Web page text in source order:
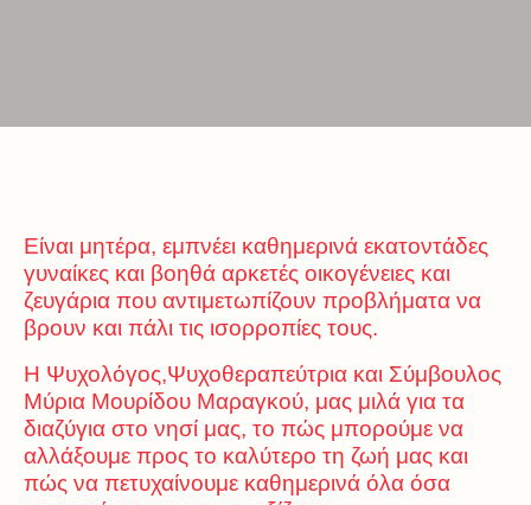
Είναι μητέρα, εμπνέει καθημερινά εκατοντάδες
γυναίκες και βοηθά αρκετές οικογένειες και
ζευγάρια που αντιμετωπίζουν προβλήματα να
βρουν και πάλι τις ισορροπίες τους.
Η Ψυχολόγος,Ψυχοθεραπεύτρια και Σύμβουλος
Μύρια Μουρίδου Μαραγκού, μας μιλά για τα
διαζύγια στο νησί μας, το πώς μπορούμε να
αλλάξουμε προς το καλύτερο τη ζωή μας και
πώς να πετυχαίνουμε καθημερινά όλα όσα